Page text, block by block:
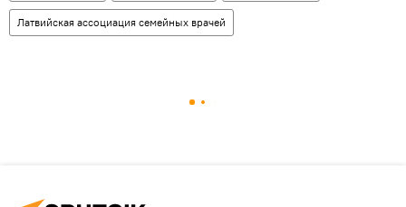
Латвийская ассоциация семейных врачей